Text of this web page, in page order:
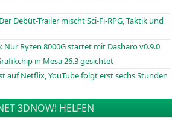
Debüt-Trailer mischt Sci-Fi-RPG, Taktik und
Nur Ryzen 8000G startet mit Dasharo v0.9.0
in Mesa 26.3 gesichtet
auf Netflix, YouTube folgt erst sechs Stunden
3DNOW! HELFEN